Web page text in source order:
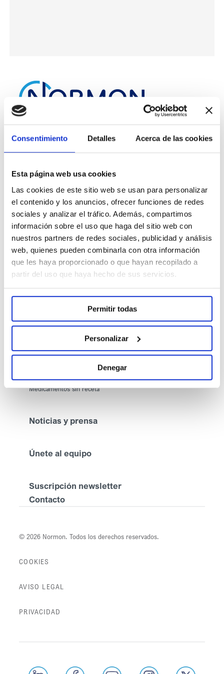
Consentimiento Detalles Acerca de las cookies
Esta página web usa cookies
Las cookies de este sitio web se usan para personalizar
el contenido y los anuncios, ofrecer funciones de redes
sociales y analizar el tráfico. Además, compartimos
información sobre el uso que haga del sitio web con
nuestros partners de redes sociales, publicidad y análisis
web, quienes pueden combinarla con otra información
que les haya proporcionado o que hayan recopilado a
partir del uso que haya hecho de sus servicios.
Permitir todas
Personalizar
Denegar
Conócenos
Nuestra historia
Divisiones
Normon en cifras
Nuestro compromiso
Comprometidos con la salud
Comprometidos con las personas
Comprometidos con el medioambiente
Comprometidos con la ética y la transparencia
Productos
Medicamentos con receta
Medicamentos sin receta
Noticias y prensa
Únete al equipo
Suscripción newsletter
Contacto
© 2026 Normon. Todos los derechos reservados.
COOKIES
AVISO LEGAL
PRIVACIDAD